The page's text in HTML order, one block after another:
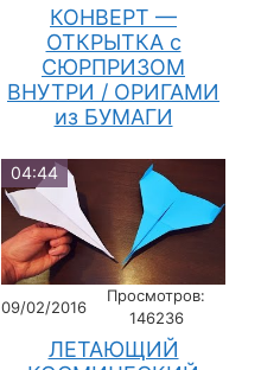
КОНВЕРТ —
ОТКРЫТКА с
СЮРПРИЗОМ
ВНУТРИ / ОРИГАМИ
из БУМАГИ
04:44
09/02/2016
Просмотров:
146236
ЛЕТАЮЩИЙ